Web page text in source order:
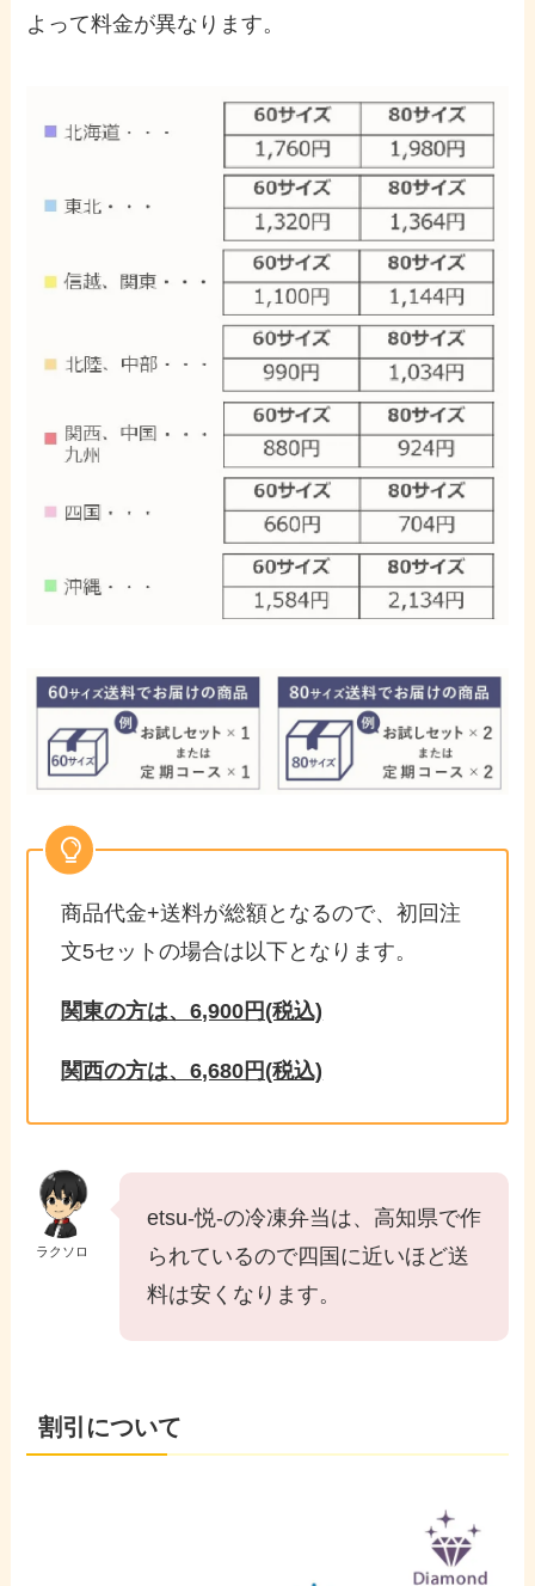
よって料金が異なります。
商品代金+送料が総額となるので、初回注
文5セットの場合は以下となります。
関東の方は、6,900円(税込)
関西の方は、6,680円(税込)
ラクソロ
etsu-悦-の冷凍弁当は、高知県で作
られているので四国に近いほど送
料は安くなります。
割引について